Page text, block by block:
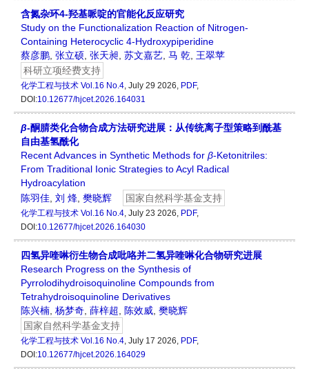
含氮杂环4-羟基哌啶的官能化反应研究
Study on the Functionalization Reaction of Nitrogen-
Containing Heterocyclic 4-Hydroxypiperidine
蔡彦鹏, 张立硕, 张天昶, 苏文嘉艺, 马 乾, 王翠苹
科研立项经费支持
化学工程与技术 Vol.16 No.4, July 29 2026, PDF,
DOI:10.12677/hjcet.2026.164031
β-酮腈类化合物合成方法研究进展：从传统离子型策略到酰基
自由基氢酰化
Recent Advances in Synthetic Methods for β-Ketonitriles:
From Traditional Ionic Strategies to Acyl Radical
Hydroacylation
陈羽佳, 刘 烽, 樊晓辉 国家自然科学基金支持
化学工程与技术 Vol.16 No.4, July 23 2026, PDF,
DOI:10.12677/hjcet.2026.164030
四氢异喹啉衍生物合成吡咯并二氢异喹啉化合物研究进展
Research Progress on the Synthesis of
Pyrrolodihydroisoquinoline Compounds from
Tetrahydroisoquinoline Derivatives
陈兴楠, 杨梦奇, 薛梓超, 陈效威, 樊晓辉
国家自然科学基金支持
化学工程与技术 Vol.16 No.4, July 17 2026, PDF,
DOI:10.12677/hjcet.2026.164029